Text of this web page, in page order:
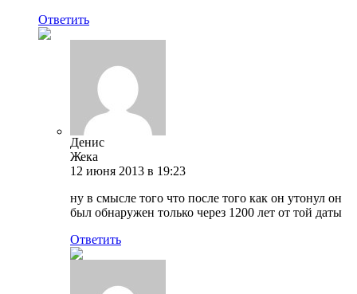
Ответить
Денис
Жека
12 июня 2013 в 19:23
ну в смысле того что после того как он утонул он
был обнаружен только через 1200 лет от той даты
Ответить